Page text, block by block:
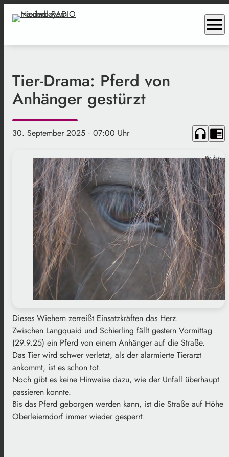
menu
Tier-Drama: Pferd von
Anhänger gestürzt
30. September 2025 · 07:00 Uhr headphones chrome_reader_mode
Pixabay
Dieses Wiehern zerreißt Einsatzkräften das Herz.
Zwischen Langquaid und Schierling fällt gestern Vormittag
(29.9.25) ein Pferd von einem Anhänger auf die Straße.
Das Tier wird schwer verletzt, als der alarmierte Tierarzt
ankommt, ist es schon tot.
Noch gibt es keine Hinweise dazu, wie der Unfall überhaupt
passieren konnte.
Bis das Pferd geborgen werden kann, ist die Straße auf Höhe
Oberleierndorf immer wieder gesperrt.